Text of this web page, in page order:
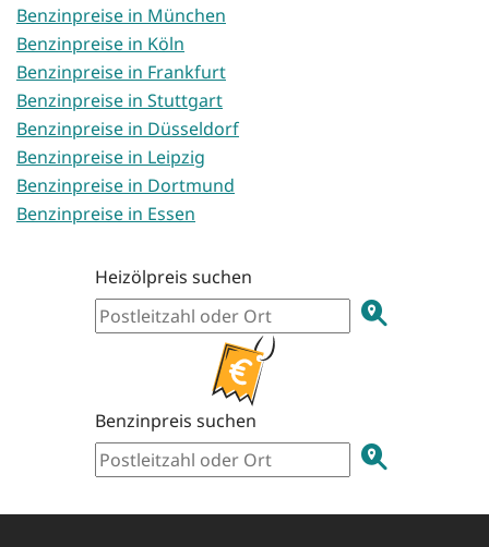
Benzinpreise in München
Benzinpreise in Köln
Benzinpreise in Frankfurt
Benzinpreise in Stuttgart
Benzinpreise in Düsseldorf
Benzinpreise in Leipzig
Benzinpreise in Dortmund
Benzinpreise in Essen
Heizölpreis suchen
Benzinpreis suchen